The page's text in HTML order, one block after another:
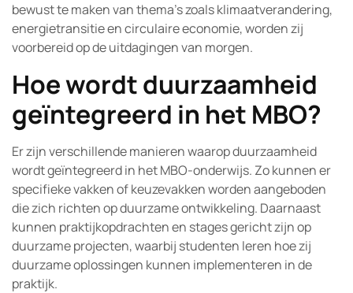
bewust te maken van thema’s zoals klimaatverandering,
energietransitie en circulaire economie, worden zij
voorbereid op de uitdagingen van morgen.
Hoe wordt duurzaamheid
geïntegreerd in het MBO?
Er zijn verschillende manieren waarop duurzaamheid
wordt geïntegreerd in het MBO-onderwijs. Zo kunnen er
specifieke vakken of keuzevakken worden aangeboden
die zich richten op duurzame ontwikkeling. Daarnaast
kunnen praktijkopdrachten en stages gericht zijn op
duurzame projecten, waarbij studenten leren hoe zij
duurzame oplossingen kunnen implementeren in de
praktijk.